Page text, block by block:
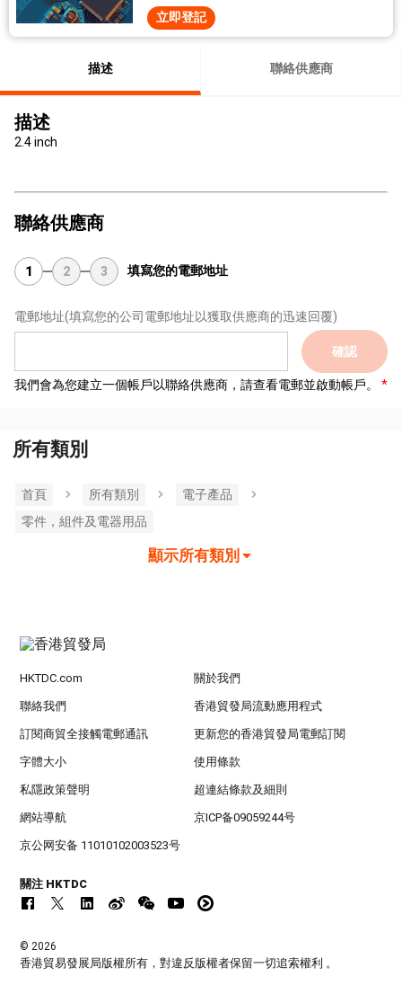
立即登記
描述 聯絡供應商
描述
2.4 inch
聯絡供應商
1 2 3 填寫您的電郵地址
電郵地址(填寫您的公司電郵地址以獲取供應商的迅速回覆)
確認
我們會為您建立一個帳戶以聯絡供應商，請查看電郵並啟動帳戶。
所有類別
首頁 所有類別
電子產品
零件，組件及電器用品
顯示所有類別
HKTDC.com 關於我們
聯絡我們 香港貿發局流動應用程式
訂閱商貿全接觸電郵通訊 更新您的香港貿發局電郵訂閱
字體大小 使用條款
私隱政策聲明 超連結條款及細則
網站導航 京ICP备09059244号
京公网安备 11010102003523号
關注 HKTDC
© 2026
香港貿易發展局版權所有，對違反版權者保留一切追索權利 。